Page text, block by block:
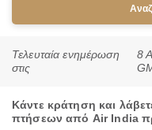
Τελευταία ενημέρωση
στις
8
Κάντε κράτηση και
πτήσεων από Air India